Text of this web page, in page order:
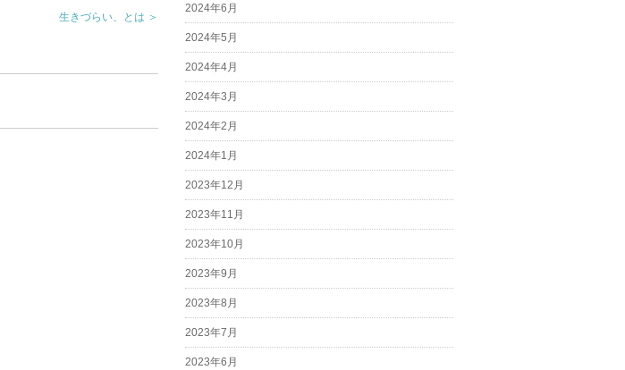
生きづらい、とは ＞
2024年6月
2024年5月
2024年4月
2024年3月
2024年2月
2024年1月
2023年12月
2023年11月
2023年10月
2023年9月
2023年8月
2023年7月
2023年6月